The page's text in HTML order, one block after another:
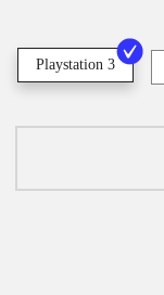
Playstation 3